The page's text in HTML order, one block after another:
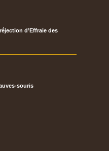
d’Effraie des
souris